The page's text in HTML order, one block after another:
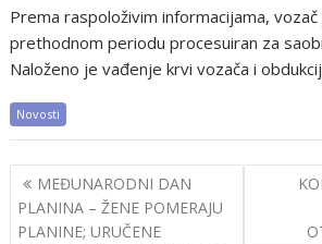
Prema raspoloživim informacijama,
prethodnom periodu procesuiran za
Naloženo je vađenje krvi vozača i
Novosti
Post
navigation
MEĐUNARODNI DAN
PLANINA – ŽENE POMERAJU
PLANINE; URUČENE